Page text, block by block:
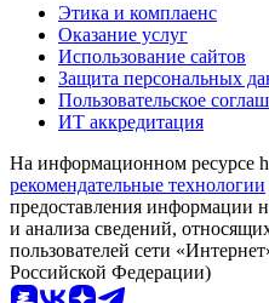
Этика и комплаенс
Оказание услуг
Использование сайтов
Защита персональных
Пользовательское
ИТ аккредитация
На информационном ресурсе
рекомендательные технологии
предоставления информации
и анализа сведений,
пользователей сети
Российской Федерации)